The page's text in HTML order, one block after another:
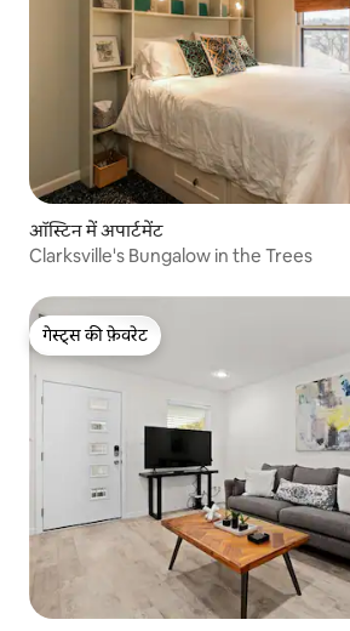
ऑस्टिन में अपार्टमेंट
Clarksville's Bungalow in the Trees
गेस्ट्स की फ़ेवरेट
गेस्ट्स की फ़ेवरेट